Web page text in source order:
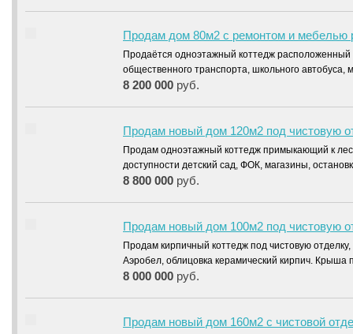
Продам дом 80м2 с ремонтом и мебелью
Продаётся одноэтажный коттедж расположенный
общественного транспорта, школьного
8 200 000 руб.
Продам новый дом 120м2 под чистовую
Продам одноэтажный коттедж примыкающий к
доступности детский сад, ФОК, магазины,
8 800 000 руб.
Продам новый дом 100м2 под чистовую
Продам кирпичный коттедж под чистовую
Аэробел, облицовка керамический кирпич. Крыша
8 000 000 руб.
Продам новый дом 160м2 с чистовой